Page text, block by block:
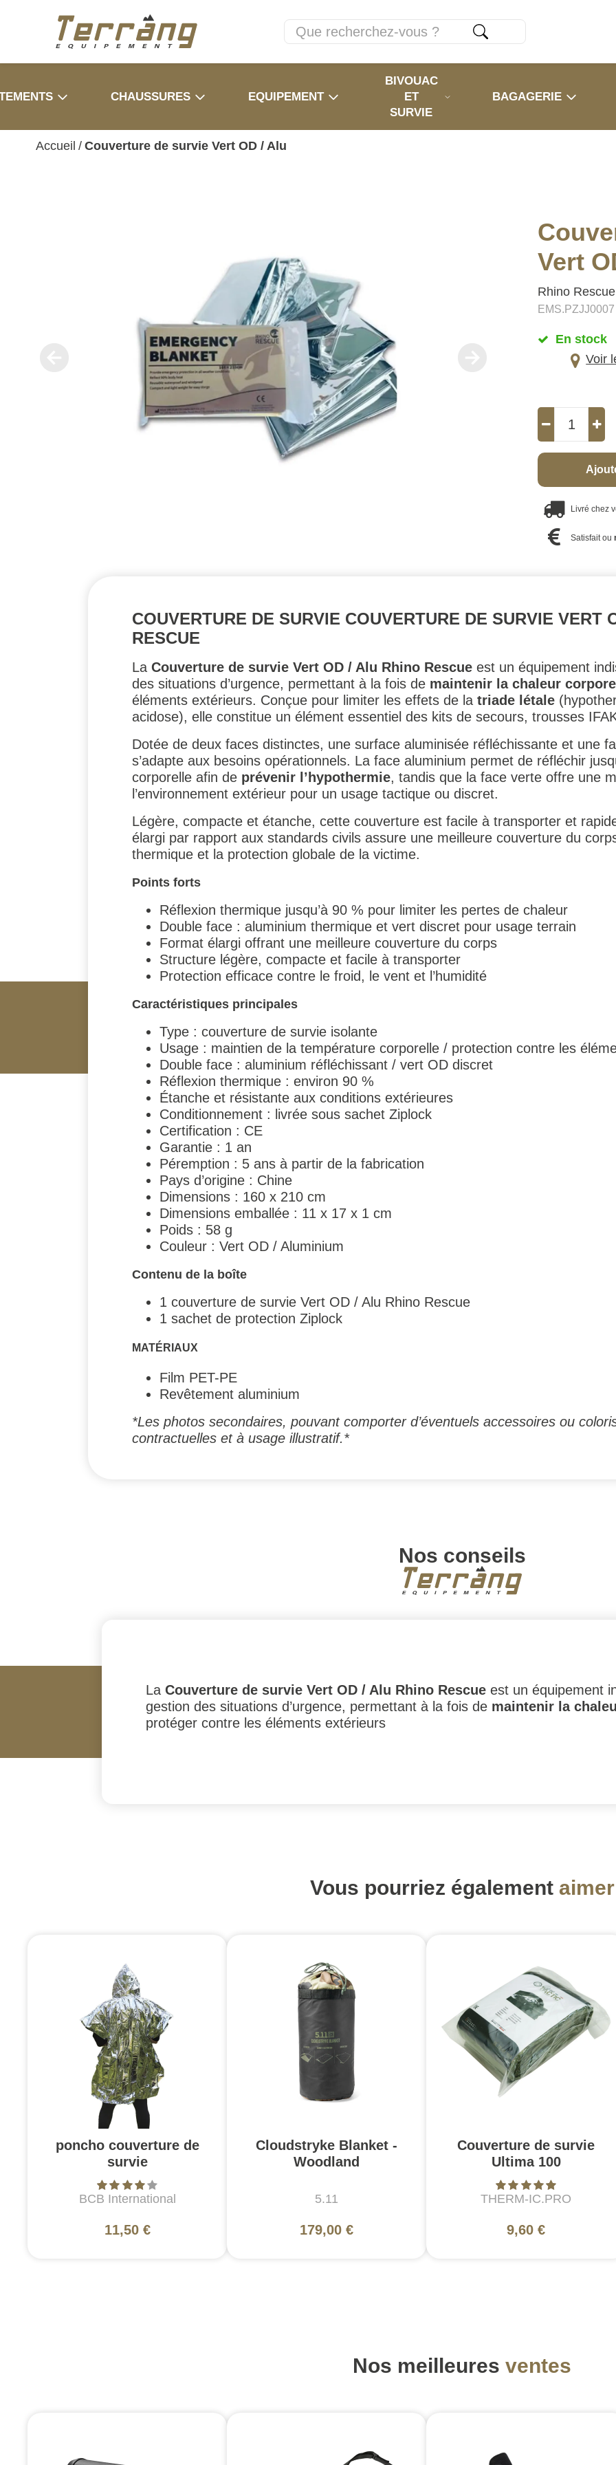
CHAUSSURES EQUIPEMENT
BIVOUAC
ET
SURVIE
BAGAGERIE
Accueil / Couverture de survie Vert OD / Alu
Vert
Rhino Rescue
EMS.PZJJ0007
En stock
Voir
Livré chez
Satisfait ou
COUVERTURE DE SURVIE COUVERTURE DE SURVIE VERT
RESCUE
La Couverture de survie Vert OD / Alu Rhino Rescue est un équipement
des situations d’urgence, permettant à la fois de maintenir la chaleur
éléments extérieurs. Conçue pour limiter les effets de la triade létale
acidose), elle constitue un élément essentiel des kits de secours, trousses
Dotée de deux faces distinctes, une surface aluminisée réfléchissante et une
s’adapte aux besoins opérationnels. La face aluminium permet de réfléchir
corporelle afin de prévenir l’hypothermie, tandis que la face verte offre une
l’environnement extérieur pour un usage tactique ou discret.
Légère, compacte et étanche, cette couverture est facile à transporter et
élargi par rapport aux standards civils assure une meilleure couverture du
thermique et la protection globale de la victime.
Points forts
Réflexion thermique jusqu’à 90 % pour limiter les pertes de chaleur
Double face : aluminium thermique et vert discret pour usage terrain
Format élargi offrant une meilleure couverture du corps
Structure légère, compacte et facile à transporter
Protection efficace contre le froid, le vent et l’humidité
Caractéristiques principales
Type : couverture de survie isolante
Usage : maintien de la température corporelle / protection contre les
Double face : aluminium réfléchissant / vert OD discret
Réflexion thermique : environ 90 %
Étanche et résistante aux conditions extérieures
Conditionnement : livrée sous sachet Ziplock
Certification : CE
Garantie : 1 an
Péremption : 5 ans à partir de la fabrication
Pays d’origine : Chine
Dimensions : 160 x 210 cm
Dimensions emballée : 11 x 17 x 1 cm
Poids : 58 g
Couleur : Vert OD / Aluminium
Contenu de la boîte
1 couverture de survie Vert OD / Alu Rhino Rescue
1 sachet de protection Ziplock
MATÉRIAUX
Film PET-PE
Revêtement aluminium
*Les photos secondaires, pouvant comporter d’éventuels accessoires ou
contractuelles et à usage illustratif.*
Nos conseils
La Couverture de survie Vert OD / Alu Rhino Rescue est un équipement
gestion des situations d’urgence, permettant à la fois de maintenir la
protéger contre les éléments extérieurs
Vous pourriez également aimer
poncho couverture de
survie
BCB International
11,50 €
Cloudstryke Blanket -
Woodland
5.11
179,00 €
Couverture de survie
Ultima 100
THERM-IC.PRO
9,60 €
Nos meilleures ventes